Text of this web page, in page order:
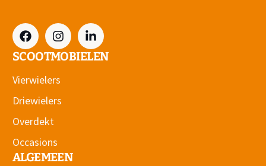
SCOOTMOBIELEN
Vierwielers
Driewielers
Overdekt
Occasions
ALGEMEEN